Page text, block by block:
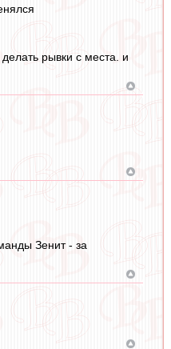
рывки с места. и
Зенит - за